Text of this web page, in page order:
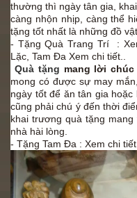
thường thì ngày tân gia ,
càng nhộn nhịp, càng thể
tặng tốt nhất là những đồ
- Tặng Quà Trang Trí :
Lặc, Tam Đa Xem chi tiết..
Quà tặng mang lời chúc
mong có được sự may
ngày tốt để ăn tân gia hoặc
cũng phải chú ý đến thời
khai trương quà tặng
nhà hài lòng.
- Tặng Tam Đa : Xem chi tiết..